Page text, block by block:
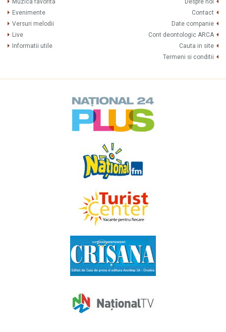
Muzica favorita
Evenimente
Versuri melodii
Live
Informatii utile
Despre noi
Contact
Date companie
Cont deontologic ARCA
Cauta in site
Termeni si conditii